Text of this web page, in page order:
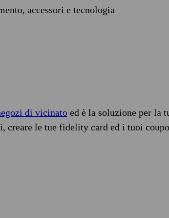
accessori e tecnologia
di vicinatoed è la soluzione per la
creare le tue fidelity card ed i tuoi